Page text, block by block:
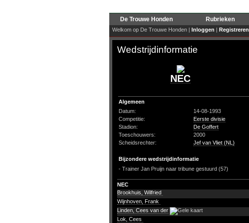
De Trouwe Honden Rubrieken
Welkom op De Trouwe Honden | Inloggen | Registreren
Wedstrijdinformatie
NEC
Algemeen
Datum:
14-08-1993
Competitie:
Eerste divisie
Stadion:
De Goffert
Toeschouwers:
2000
Scheidsrechter:
Jef van Vliet (NL)
Bijzondere wedstrijdinformatie
- Trainer Jan Pruijn naar tribune gestuurd (57)
NEC
Brookhuis, Wilfried
Wijnhoven, Frank
Linden, Cees van der
Lok, Cees